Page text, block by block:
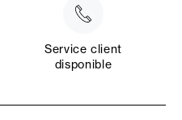
Service client
disponible